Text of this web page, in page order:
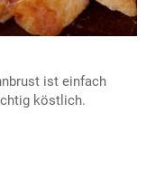
ist einfach
köstlich.